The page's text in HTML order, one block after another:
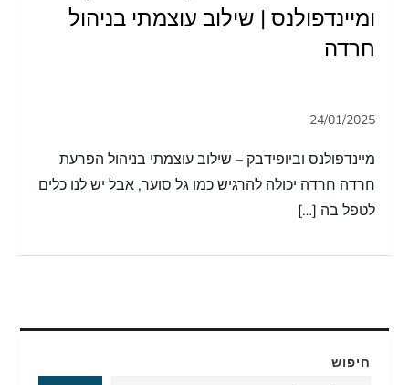
ומיינדפולנס | שילוב עוצמתי בניהול
חרדה
מיינדפולנס וביופידבק – שילוב עוצמתי בניהול הפרעת
חרדה חרדה יכולה להרגיש כמו גל סוער, אבל יש לנו כלים
לטפל בה […]
חיפוש